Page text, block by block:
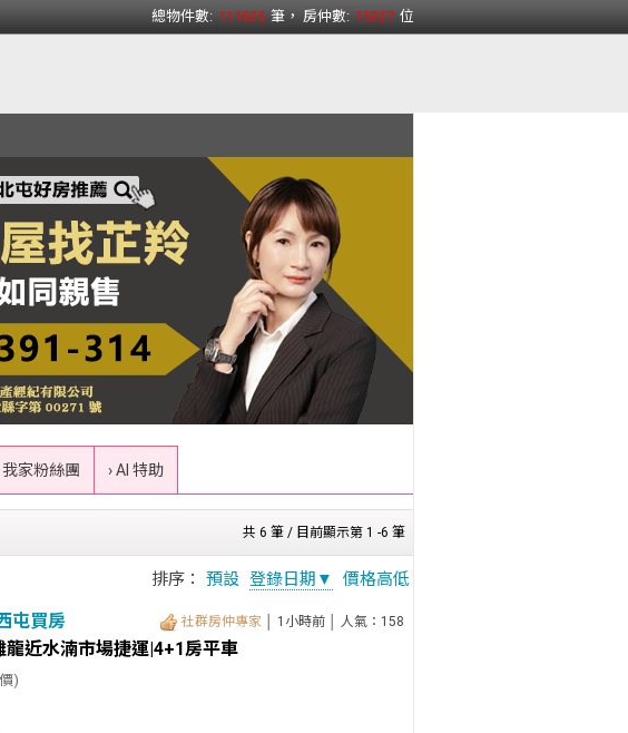
總物件數: 111625 筆， 房仲數: 15327 位
我家粉絲團 › AI 特助
共 6 筆 / 目前顯示第 1 -6 筆
排序： 預設 登錄日期▼ 價格高低
屯買房 社群房仲專家 │ 1小時前 │ 人氣：158
龍近水湳市場捷運|4+1房平車
)